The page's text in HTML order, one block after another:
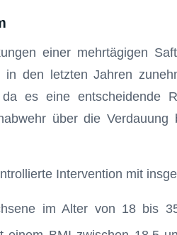
einer mehrtägigen
in den letzten Jahren
da es eine entscheidende
über die Verdauung
Intervention mit
im Alter von 18 bis